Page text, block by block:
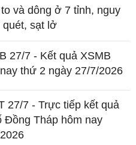
và dông ở 7 tỉnh, nguy
quét, sạt lở
27/7 - Kết quả XSMB
thứ 2 ngày 27/7/2026
27/7 - Trực tiếp kết quả
Đồng Tháp hôm nay